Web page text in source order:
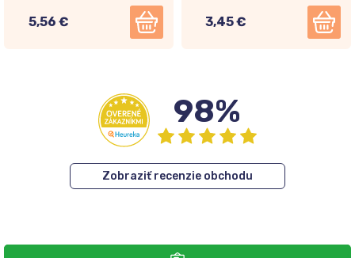
5,56 € 3,45 €
98%
Zobraziť recenzie obchodu